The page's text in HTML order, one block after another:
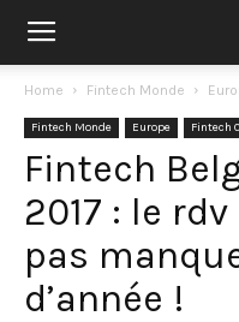
Home Fintech Monde
Fintech Monde Europe Fintech
Fintech
2017 : le
pas
d’année !